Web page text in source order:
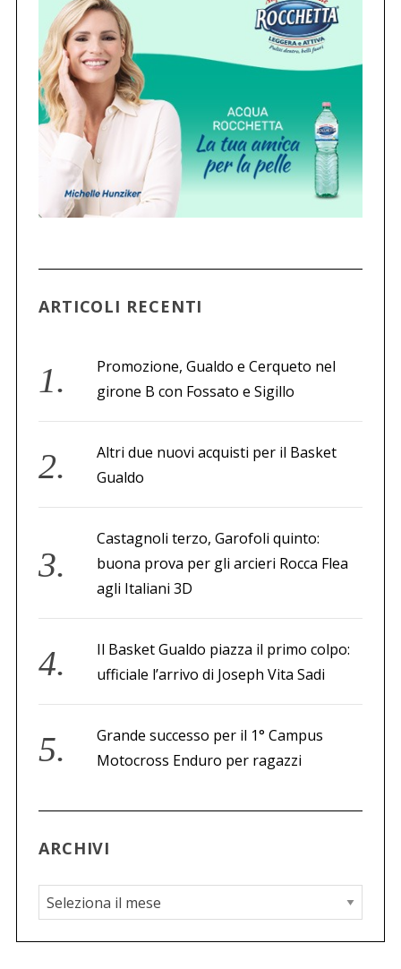
ARTICOLI RECENTI
Promozione, Gualdo e Cerqueto nel
girone B con Fossato e Sigillo
Altri due nuovi acquisti per il Basket
Gualdo
Castagnoli terzo, Garofoli quinto:
buona prova per gli arcieri Rocca Flea
agli Italiani 3D
Il Basket Gualdo piazza il primo colpo:
ufficiale l’arrivo di Joseph Vita Sadi
Grande successo per il 1° Campus
Motocross Enduro per ragazzi
ARCHIVI
A
r
c